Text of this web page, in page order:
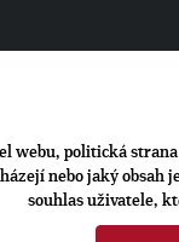
webu, politická
nebo jaký obsah
souhlas uživatele,